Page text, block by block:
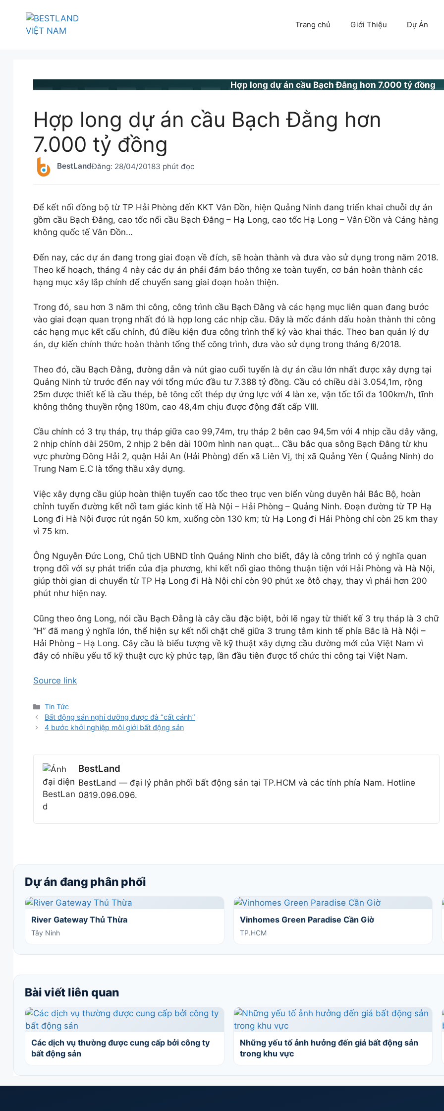
Trang chủ Giới Thiệu Dự Án
BESTLAND.VN•TIN TỨC
Hợp long dự án cầu Bạch Đằng hơn 7.000 tỷ đồng
Hợp long dự án cầu Bạch Đằng hơn
7.000 tỷ đồng
BestLandĐăng: 28/04/20183 phút đọc
Để kết nối đồng bộ từ TP Hải Phòng đến KKT Vân Đồn, hiện Quảng Ninh đang triển khai chuỗi dự án
gồm cầu Bạch Đằng, cao tốc nối cầu Bạch Đằng – Hạ Long, cao tốc Hạ Long – Vân Đồn và Cảng hàng
không quốc tế Vân Đồn…
Đến nay, các dự án đang trong giai đoạn về đích, sẽ hoàn thành và đưa vào sử dụng trong năm 2018.
Theo kế hoạch, tháng 4 này các dự án phải đảm bảo thông xe toàn tuyến, cơ bản hoàn thành các
hạng mục xây lắp chính để chuyển sang giai đoạn hoàn thiện.
Trong đó, sau hơn 3 năm thi công, công trình cầu Bạch Đằng và các hạng mục liên quan đang bước
vào giai đoạn quan trọng nhất đó là hợp long các nhịp cầu. Đây là mốc đánh dấu hoàn thành thi công
các hạng mục kết cấu chính, đủ điều kiện đưa công trình thế kỷ vào khai thác. Theo ban quản lý dự
án, dự kiến chính thức hoàn thành tổng thể công trình, đưa vào sử dụng trong tháng 6/2018.
Theo đó, cầu Bạch Đằng, đường dẫn và nút giao cuối tuyến là dự án cầu lớn nhất được xây dựng tại
Quảng Ninh từ trước đến nay với tổng mức đầu tư 7.388 tỷ đồng. Cầu có chiều dài 3.054,1m, rộng
25m được thiết kế là cầu thép, bê tông cốt thép dự ứng lực với 4 làn xe, vận tốc tối đa 100km/h, tĩnh
không thông thuyền rộng 180m, cao 48,4m chịu được động đất cấp VIII.
Cầu chính có 3 trụ tháp, trụ tháp giữa cao 99,74m, trụ tháp 2 bên cao 94,5m với 4 nhịp cầu dây văng,
2 nhịp chính dài 250m, 2 nhịp 2 bên dài 100m hình nan quạt… Cầu bắc qua sông Bạch Đằng từ khu
vực phường Đông Hải 2, quận Hải An (Hải Phòng) đến xã Liên Vị, thị xã Quảng Yên ( Quảng Ninh) do
Trung Nam E.C là tổng thầu xây dựng.
Việc xây dựng cầu giúp hoàn thiện tuyến cao tốc theo trục ven biển vùng duyên hải Bắc Bộ, hoàn
chỉnh tuyến đường kết nối tam giác kinh tế Hà Nội – Hải Phòng – Quảng Ninh. Đoạn đường từ TP Hạ
Long đi Hà Nội được rút ngắn 50 km, xuống còn 130 km; từ Hạ Long đi Hải Phòng chỉ còn 25 km thay
vì 75 km.
Ông Nguyễn Đức Long, Chủ tịch UBND tỉnh Quảng Ninh cho biết, đây là công trình có ý nghĩa quan
trọng đối với sự phát triển của địa phương, khi kết nối giao thông thuận tiện với Hải Phòng và Hà Nội,
giúp thời gian di chuyển từ TP Hạ Long đi Hà Nội chỉ còn 90 phút xe ôtô chạy, thay vì phải hơn 200
phút như hiện nay.
Cũng theo ông Long, nói cầu Bạch Đằng là cây cầu đặc biệt, bởi lẽ ngay từ thiết kế 3 trụ tháp là 3 chữ
“H” đã mang ý nghĩa lớn, thể hiện sự kết nối chặt chẽ giữa 3 trung tâm kinh tế phía Bắc là Hà Nội –
Hải Phòng – Hạ Long. Cây cầu là biểu tượng về kỹ thuật xây dựng cầu đường mới của Việt Nam vì
đây có nhiều yếu tố kỹ thuật cực kỳ phức tạp, lần đầu tiên được tổ chức thi công tại Việt Nam.
Source link
Danh
mục
Tin Tức
Bất động sản nghỉ dưỡng được đà “cất cánh”
4 bước khởi nghiệp môi giới bất động sản
BestLand
BestLand — đại lý phân phối bất động sản tại TP.HCM và các tỉnh phía Nam. Hotline
0819.096.096.
Dự án đang phân phối
River Gateway Thủ Thừa
Tây Ninh
Vinhomes Green Paradise Cần Giờ
TP.HCM
Bài viết liên quan
Các dịch vụ thường được cung cấp bởi công ty
bất động sản
Những yếu tố ảnh hưởng đến giá bất động sản
trong khu vực